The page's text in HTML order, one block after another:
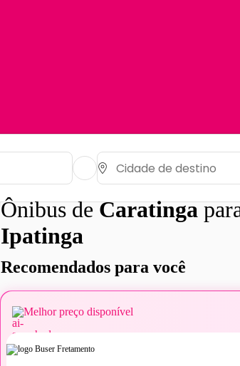
Ônibus deCaratinga
Ipatinga
Recomendados para você
Melhor preço disponível